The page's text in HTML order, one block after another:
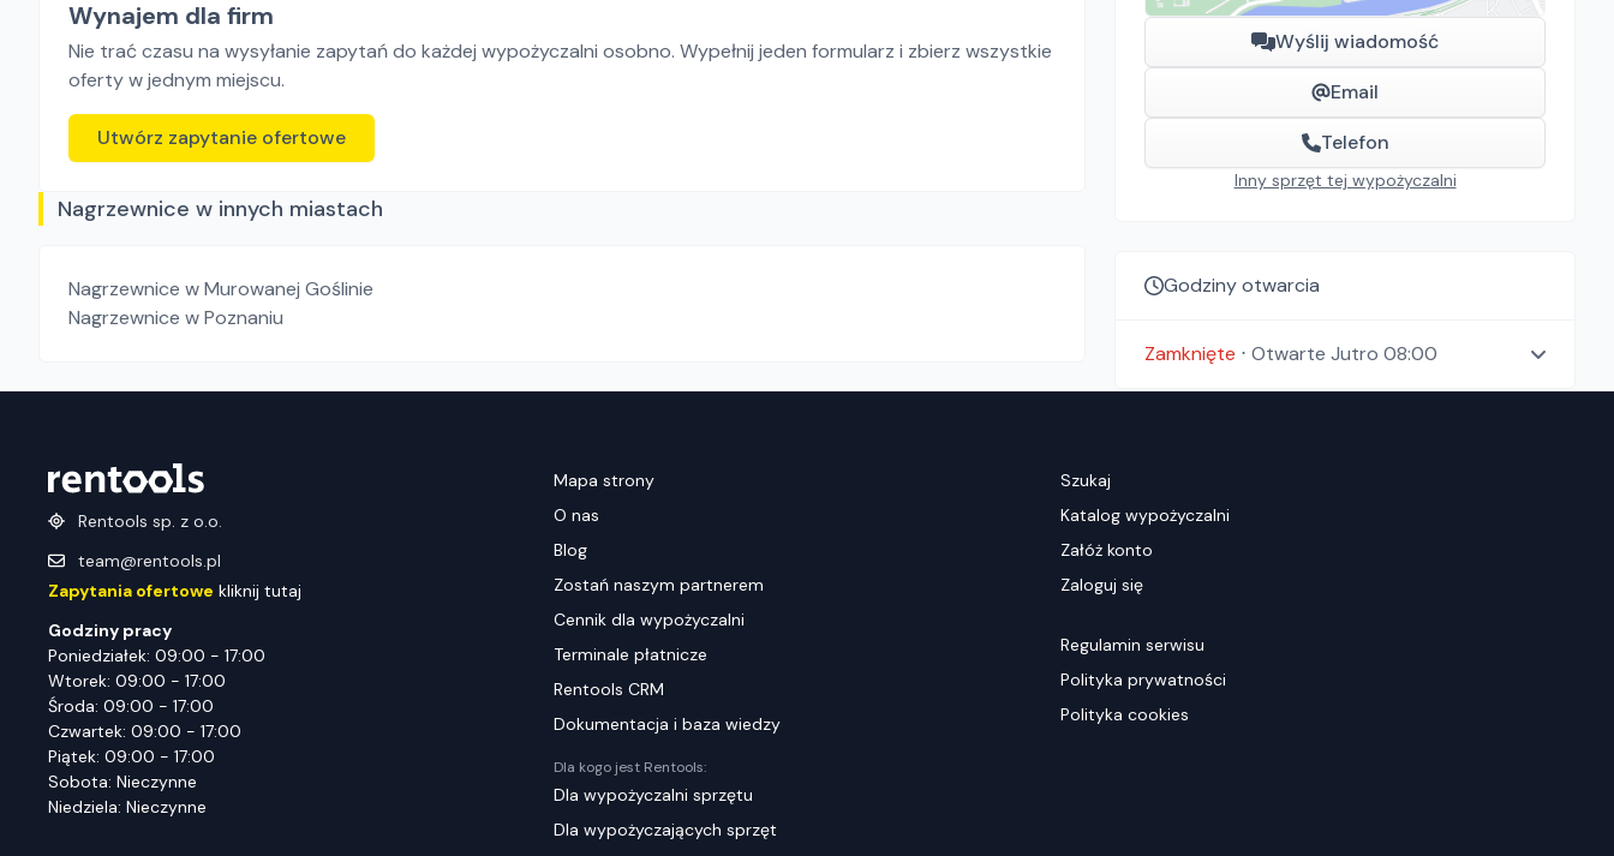
Wyślij wiadomość
Email
Telefon
Inny sprzęt tej wypożyczalni
Godziny otwarcia
Zamknięte ⋅ Otwarte Jutro 08:00
Wynajem dla firm
Nie trać czasu na wysyłanie zapytań do każdej wypożyczalni osobno. Wypełnij jeden formularz i zbierz wszystkie
oferty w jednym miejscu.
Utwórz zapytanie ofertowe
Nagrzewnice w innych miastach
Nagrzewnice w Murowanej Goślinie
Nagrzewnice w Poznaniu
Rentools sp. z o.o.
team@rentools.pl
Zapytania ofertowe kliknij tutaj
Godziny pracy
Poniedziałek: 09:00 - 17:00
Wtorek: 09:00 - 17:00
Środa: 09:00 - 17:00
Czwartek: 09:00 - 17:00
Piątek: 09:00 - 17:00
Sobota: Nieczynne
Niedziela: Nieczynne
Mapa strony
O nas
Blog
Zostań naszym partnerem
Cennik dla wypożyczalni
Terminale płatnicze
Rentools CRM
Dokumentacja i baza wiedzy
Dla kogo jest Rentools:
Dla wypożyczalni sprzętu
Dla wypożyczających sprzęt
Szukaj
Katalog wypożyczalni
Załóż konto
Zaloguj się
Regulamin serwisu
Polityka prywatności
Polityka cookies